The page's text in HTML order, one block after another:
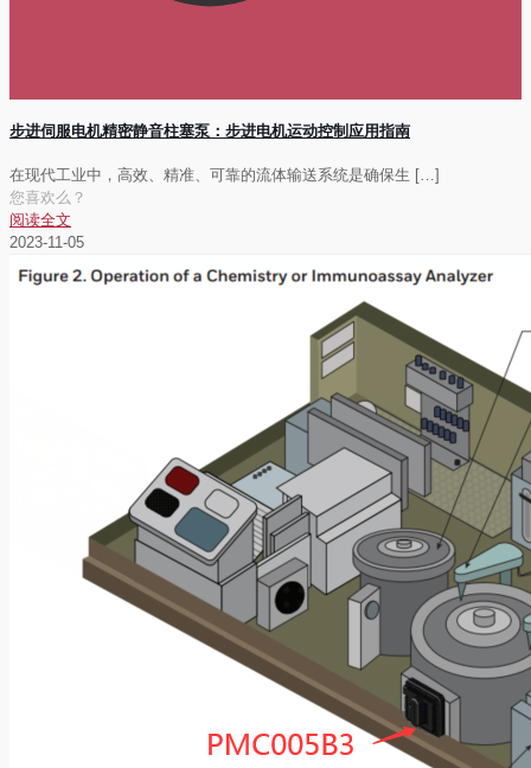
步进伺服电机精密静音柱塞泵：步进电机运动控制应用指南
在现代工业中，高效、精准、可靠的流体输送系统是确保生 […]
您喜欢么？
阅读全文
2023-11-05